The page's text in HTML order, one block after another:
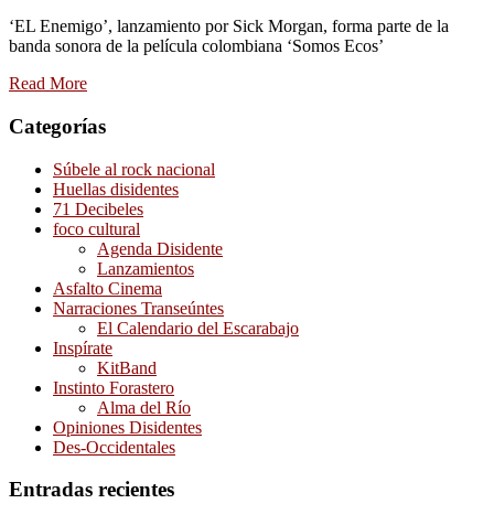
‘EL Enemigo’, lanzamiento por Sick Morgan, forma parte de la
banda sonora de la película colombiana ‘Somos Ecos’
Read More
Categorías
Súbele al rock nacional
Huellas disidentes
71 Decibeles
foco cultural
Agenda Disidente
Lanzamientos
Asfalto Cinema
Narraciones Transeúntes
El Calendario del Escarabajo
Inspírate
KitBand
Instinto Forastero
Alma del Río
Opiniones Disidentes
Des-Occidentales
Entradas recientes